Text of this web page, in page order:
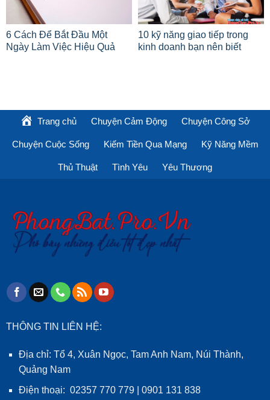
6 Cách Để Bắt Đầu Một
Ngày Làm Việc Hiệu Quả
10 kỹ năng giao tiếp trong
kinh doanh bạn nên biết
Trang chủ Chuyện Cảm Động Chuyện Công Sở
Chuyện Cuộc Sống Kiếm Tiền Qua Mạng Kỹ Năng Mềm
Thủ Thuật Tình Yêu Yêu Thương
THÔNG TIN LIÊN HỆ:
Địa chỉ: Tổ 4, Xuân Ngọc, Tam Anh Nam, Núi Thành,
Quảng Nam
Điện thoại: 02357 770 779 | 0901 131 838